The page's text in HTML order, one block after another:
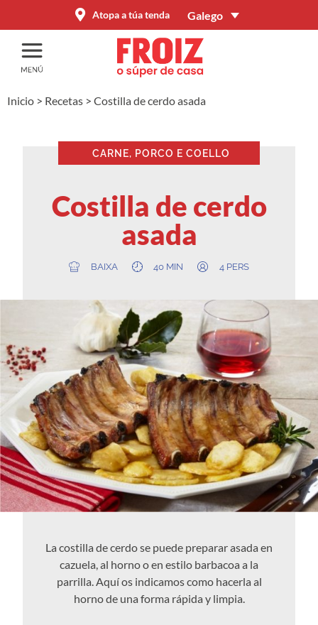
Atopa a túa tenda Galego
Inicio > Recetas > Costilla de cerdo asada
CARNE, PORCO E COELLO
Costilla de cerdo
asada
BAIXA 40 MIN 4 PERS
La costilla de cerdo se puede preparar asada en
cazuela, al horno o en estilo barbacoa a la
parrilla. Aquí os indicamos como hacerla al
horno de una forma rápida y limpia.